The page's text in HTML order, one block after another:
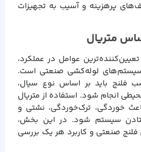
پرهزینه و آسیب به تجهیزات
متریال
عوامل در عملکرد،
لوله‌کشی صنعتی است.
فلنج باید بر اساس نوع سیال،
انجام شود. استفاده از متریال
خوردگی، ترک‌خوردگی، نشتی و
سیستم شود. در این بخش،
فلنج صنعتی و کاربرد هر یک بررسی